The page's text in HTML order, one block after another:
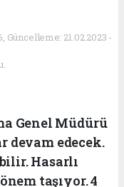
Güncelleme: 21.02.2023 -
Genel Müdürü
devam edecek.
Hasarlı
taşıyor. 4